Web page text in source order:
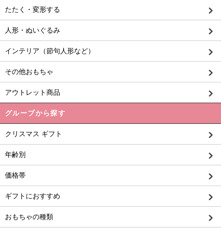
たたく・変形する
人形・ぬいぐるみ
インテリア（節句人形など）
その他おもちゃ
アウトレット商品
グループから探す
クリスマス ギフト
年齢別
価格帯
ギフトにおすすめ
おもちゃの種類